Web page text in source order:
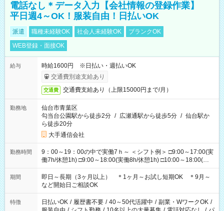
電話なし＊データ入力【会社情報の登録作業】
平日週4～OK！服装自由！日払いOK
派遣 職種未経験OK 社会人未経験OK
ブランクOK
WEB登録・面接OK
給与
時給1600円 ※日払い・週払いOK
交通費別途支給あり
交通費 交通費支給あり（上限15000円まで/月）
勤務地
仙台市青葉区
勾当台公園駅から徒歩2分 / 広瀬通駅から徒歩5分 / 仙台駅か
ら徒歩20分
大手通信会社
勤務時間
9：00～19：00の中で実働7ｈ～ ＜シフト例＞ □9:00～17:00(実
働7h/休憩1h) □9:00～18:00(実働8h/休憩1h) □10:00～18:00(実
働7h/休憩1h) □10:00～19:00(実働8h/休憩1h) ＊時間固定ＯＫ
期間
即日～長期（3ヶ月以上） ＊1ヶ月～お試し短期OK ＊9月～
など開始日ご相談OK
特徴 日払いOK / 履歴書不要 / 40～50代活躍中 / 副業・WワークOK /